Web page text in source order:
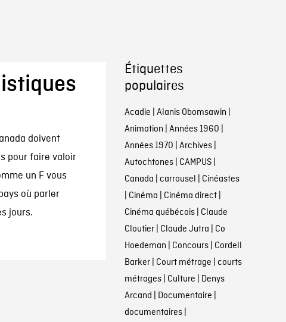
doivent
pour faire valoir
un F vous
où parler
jours.
Étiquettes
populaires
Acadie | Alanis Obomsawin |
Animation | Années 1960 |
Années 1970 | Archives|
Autochtones| CAMPUS|
Canada | carrousel | Cinéastes
| Cinéma | Cinéma direct|
Cinéma québécois| Claude
Cloutier| Claude Jutra | Co
Hoedeman | Concours| Cordell
Barker| Court métrage | courts
métrages| Culture | Denys
Arcand | Documentaire |
documentaires|